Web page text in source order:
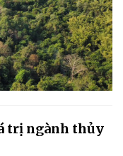
trị ngành thủy